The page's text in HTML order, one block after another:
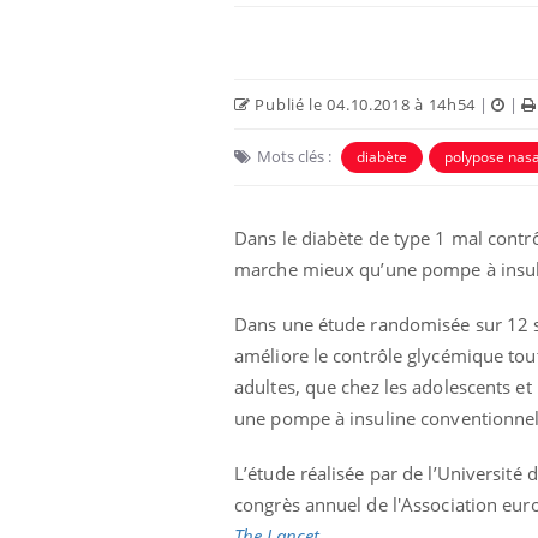
Publié le 04.10.2018 à 14h54 | |
Mots clés : diabète polypose
Dans le diabète de type 1 mal
marche mieux qu’une pompe à
Dans une étude randomisée sur
améliore le contrôle glycémique
adultes, que chez les adolescents
une pompe à insuline
L’étude réalisée par de
congrès annuel de l'Association